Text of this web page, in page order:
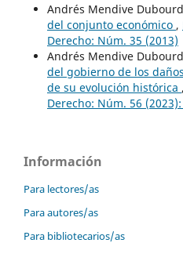
Andrés Mendive
del conjunto económico ,
Derecho: Núm. 35 (2013)
Andrés Mendive
del gobierno de los
de su evolución histórica ,
Derecho: Núm. 56
Información
Para lectores/as
Para autores/as
Para bibliotecarios/as